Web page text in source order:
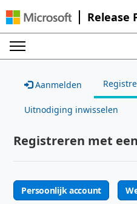
Release
Aanmelden
Uitnodiging inwisselen
Registreren met
Persoonlijk account